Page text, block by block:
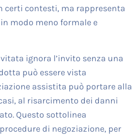
certi contesti, ma rappresenta
modo meno formale e
ignora l’invito senza una
può essere vista
assistita può portare alla
al risarcimento dei danni
Questo sottolinea
di negoziazione, per